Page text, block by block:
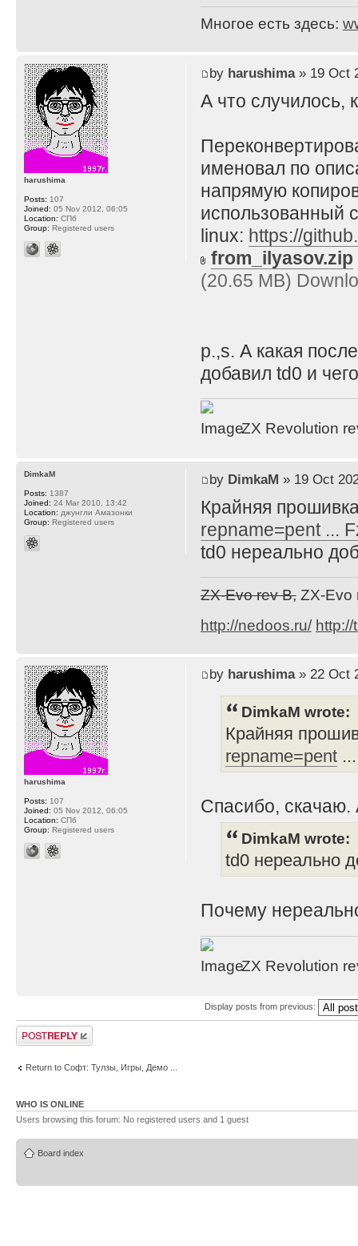
Многое есть здесь:
by harushima» 19 Oct
А что случилось,
именовал по
напрямую
использованный
linux: https://
from_ilyasov.zip
(20.65 MB)
p.,s. А какая
добавил td0 и
ZX Revolution
harushima
Posts: 107
Joined: 05 Nov 2012, 06:05
Location: СПб
Group: Registered users
by DimkaM » 19 Oct
Крайняя
repname=pent ...
td0 нереально
ZX-Evo rev B,ZX-Evo
http://nedoos.ru/ http://
DimkaM
Posts: 1387
Joined: 24 Mar 2010, 13:42
Location: джунгли Амазонки
Group: Registered users
by harushima» 22 Oct
DimkaM wrote:
Крайняя
repname=pent...
Спасибо, скачаю.
DimkaM wrote:
td0 нереально
Почему
ZX Revolution
harushima
Posts: 107
Joined: 05 Nov 2012, 06:05
Location: СПб
Group: Registered users
Display posts from previous:
Post a reply
Return to Софт: Тулзы, Игры, Демо ...
WHO IS ONLINE
Users browsing this forum: No registered users and 1 guest
Board index